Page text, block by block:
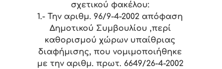
σχετικού φακέλου:
1.- Την αριθμ. 96/9-4-2002 απόφαση
Δημοτικού Συμβουλίου ,περί
καθορισμού χώρων υπαίθριας
διαφήμισης, που νομιμοποιήθηκε
με την αριθμ. πρωτ. 6649/26-4-2002